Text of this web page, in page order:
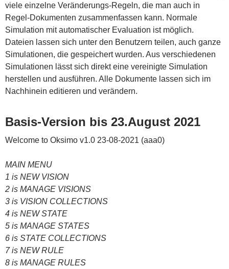
viele einzelne Veränderungs-Regeln, die man auch in
Regel-Dokumenten zusammenfassen kann. Normale
Simulation mit automatischer Evaluation ist möglich.
Dateien lassen sich unter den Benutzern teilen, auch ganze
Simulationen, die gespeichert wurden. Aus verschiedenen
Simulationen lässt sich direkt eine vereinigte Simulation
herstellen und ausführen. Alle Dokumente lassen sich im
Nachhinein editieren und verändern.
Basis-Version bis 23.August 2021
Welcome to Oksimo v1.0 23-08-2021 (aaa0)
MAIN MENU
1 is NEW VISION
2 is MANAGE VISIONS
3 is VISION COLLECTIONS
4 is NEW STATE
5 is MANAGE STATES
6 is STATE COLLECTIONS
7 is NEW RULE
8 is MANAGE RULES